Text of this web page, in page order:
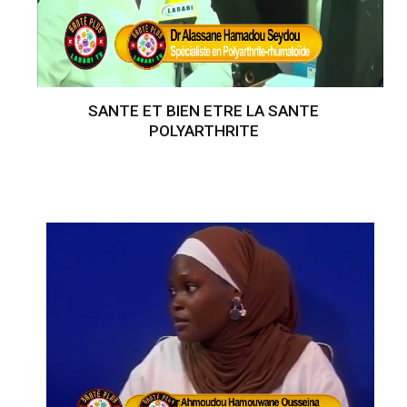
SANTE ET BIEN ETRE LA SANTE
POLYARTHRITE